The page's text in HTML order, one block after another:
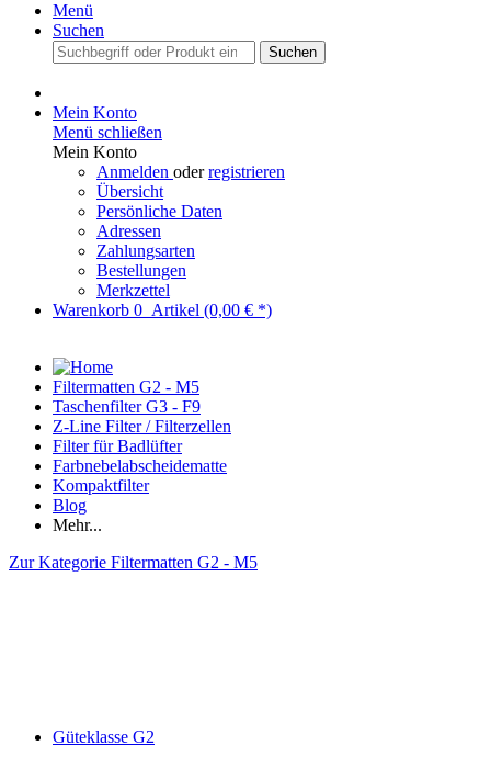
Menü
Suchen
Suchen
Mein Konto
Menü schließen
Mein Konto
Anmelden oderregistrieren
Übersicht
Persönliche Daten
Adressen
Zahlungsarten
Bestellungen
Merkzettel
Warenkorb 0 Artikel (0,00 € *)
Filtermatten G2 - M5
Taschenfilter G3 - F9
Z-Line Filter / Filterzellen
Filter für Badlüfter
Farbnebelabscheidematte
Kompaktfilter
Blog
Mehr...
Zur Kategorie Filtermatten G2 - M5
Güteklasse G2